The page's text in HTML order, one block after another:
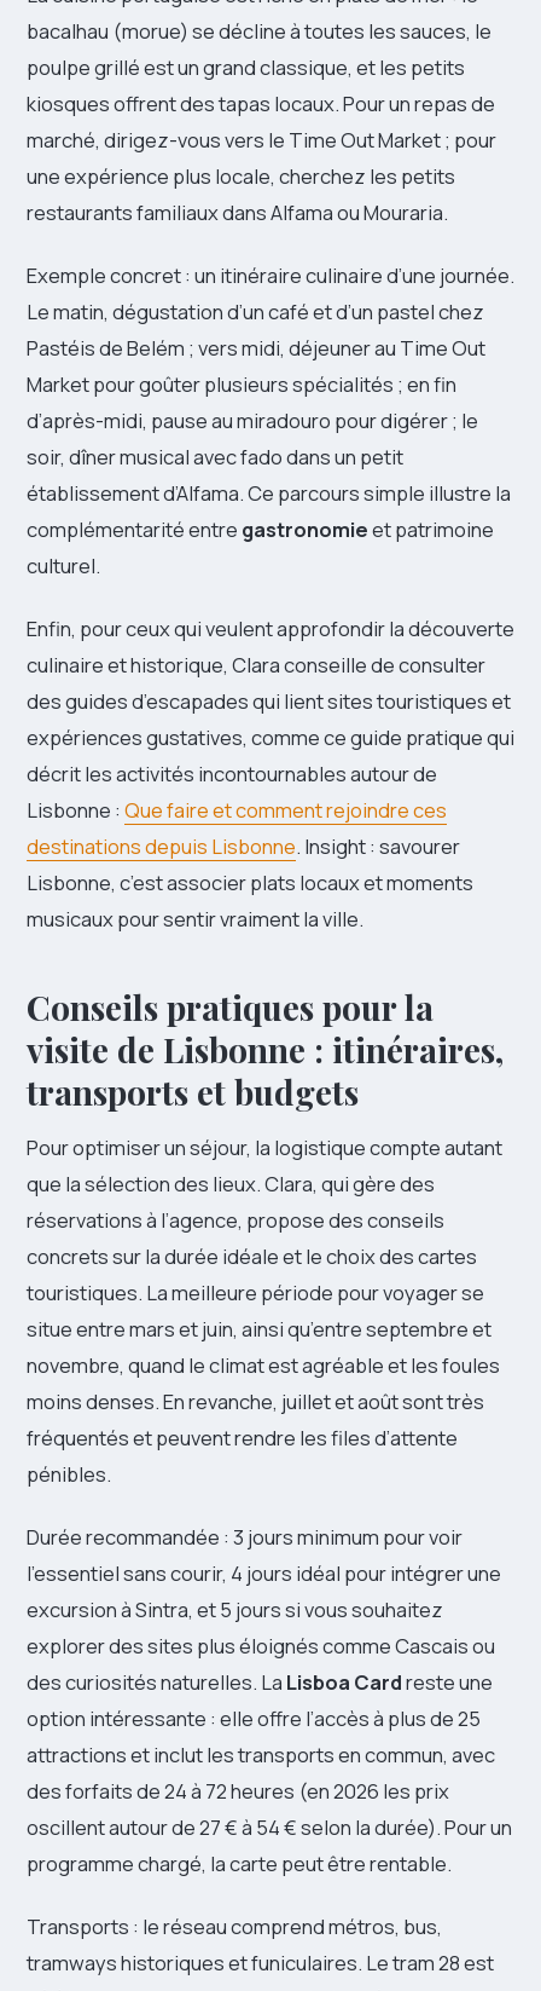
bacalhau (morue) se décline à toutes les sauces, le
poulpe grillé est un grand classique, et les petits
kiosques offrent des tapas locaux. Pour un repas de
marché, dirigez-vous vers le Time Out Market ; pour
une expérience plus locale, cherchez les petits
restaurants familiaux dans Alfama ou Mouraria.
Exemple concret : un itinéraire culinaire d’une journée.
Le matin, dégustation d’un café et d’un pastel chez
Pastéis de Belém ; vers midi, déjeuner au Time Out
Market pour goûter plusieurs spécialités ; en fin
d’après-midi, pause au miradouro pour digérer ; le
soir, dîner musical avec fado dans un petit
établissement d’Alfama. Ce parcours simple illustre la
complémentarité entre gastronomieet patrimoine
culturel.
Enfin, pour ceux qui veulent approfondir la découverte
culinaire et historique, Clara conseille de consulter
des guides d’escapades qui lient sites touristiques et
expériences gustatives, comme ce guide pratique qui
décrit les activités incontournables autour de
Lisbonne : Que faire et comment rejoindre ces
destinations depuis Lisbonne. Insight : savourer
Lisbonne, c’est associer plats locaux et moments
musicaux pour sentir vraiment la ville.
Conseils pratiques pour la
visite de Lisbonne : itinéraires,
transports et budgets
Pour optimiser un séjour, la logistique compte autant
que la sélection des lieux. Clara, qui gère des
réservations à l’agence, propose des conseils
concrets sur la durée idéale et le choix des cartes
touristiques. La meilleure période pour voyager se
situe entre mars et juin, ainsi qu’entre septembre et
novembre, quand le climat est agréable et les foules
moins denses. En revanche, juillet et août sont très
fréquentés et peuvent rendre les files d’attente
pénibles.
Durée recommandée : 3 jours minimum pour voir
l’essentiel sans courir, 4 jours idéal pour intégrer une
excursion à Sintra, et 5 jours si vous souhaitez
explorer des sites plus éloignés comme Cascais ou
des curiosités naturelles. La Lisboa Cardreste une
option intéressante : elle offre l’accès à plus de 25
attractions et inclut les transports en commun, avec
des forfaits de 24 à 72 heures (en 2026 les prix
oscillent autour de 27 € à 54 € selon la durée). Pour un
programme chargé, la carte peut être rentable.
Transports : le réseau comprend métros, bus,
tramways historiques et funiculaires. Le tram 28 est